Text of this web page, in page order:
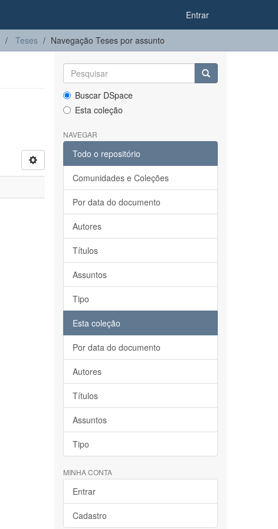
Entrar
Teses Navegação Teses por assunto
Buscar DSpace
Esta coleção
NAVEGAR
Todo o repositório
Comunidades e Coleções
Por data do documento
Autores
Títulos
Assuntos
Tipo
Esta coleção
Por data do documento
Autores
Títulos
Assuntos
Tipo
MINHA CONTA
Entrar
Cadastro